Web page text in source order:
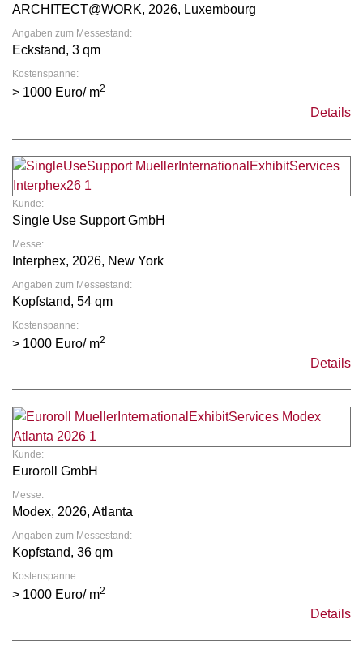
ARCHITECT@WORK, 2026, Luxembourg
Angaben zum Messestand:
Eckstand, 3 qm
Kostenspanne:
> 1000 Euro/ m2
Details
Kunde:
Single Use Support GmbH
Messe:
Interphex, 2026, New York
Angaben zum Messestand:
Kopfstand, 54 qm
Kostenspanne:
> 1000 Euro/ m2
Details
Kunde:
Euroroll GmbH
Messe:
Modex, 2026, Atlanta
Angaben zum Messestand:
Kopfstand, 36 qm
Kostenspanne:
> 1000 Euro/ m2
Details